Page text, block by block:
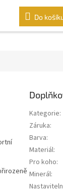
Do
Kategorie:
Záruka:
Barva:
Materiál:
Pro koho:
Minerál: